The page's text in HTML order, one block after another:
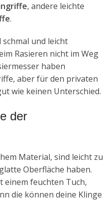
, andere leichte
.
und leicht
Rasieren nicht im Weg
haben
aber für den privaten
wie keinen Unterschied.
der
Material, sind leicht zu
Oberfläche haben.
einem feuchten Tuch,
die können deine Klinge